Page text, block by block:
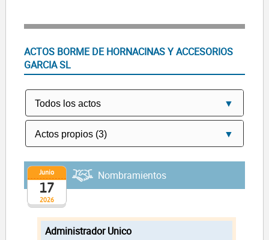
ACTOS BORME DE HORNACINAS Y ACCESORIOS
GARCIA SL
2026
Junio
17
Nombramientos
Administrador Unico